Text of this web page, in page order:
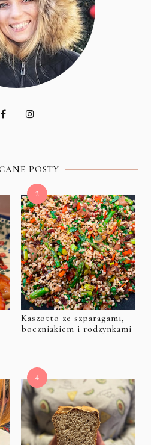
POSTY
Kaszotto ze szparagami,
boczniakiem i rodzynkami